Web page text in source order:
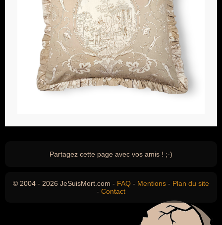
Partagez cette page avec vos amis ! ;-)
© 2004 - 2026 JeSuisMort.com - FAQ - Mentions - Plan du site
- Contact